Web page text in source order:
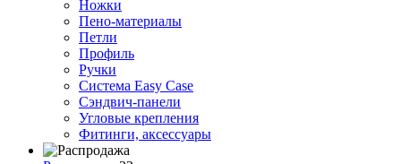
Ножки
Пено-материалы
Петли
Профиль
Ручки
Система Easy Case
Сэндвич-панели
Угловые крепления
Фитинги, аксессуары